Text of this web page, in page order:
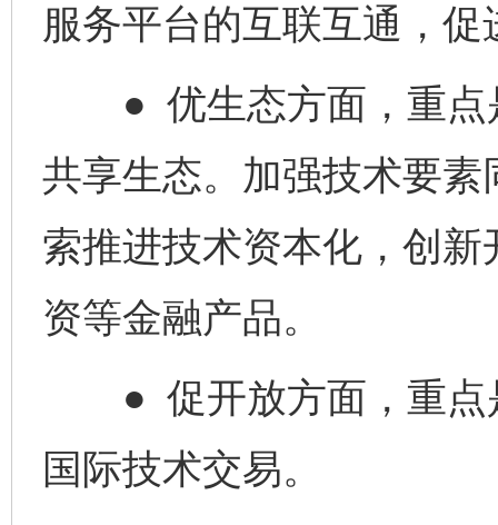
服务平台的互联互通，
● 优生态方面，重点
共享生态。加强技术要
索推进技术资本化，创
资等金融产品。
● 促开放方面，重点
国际技术交易。